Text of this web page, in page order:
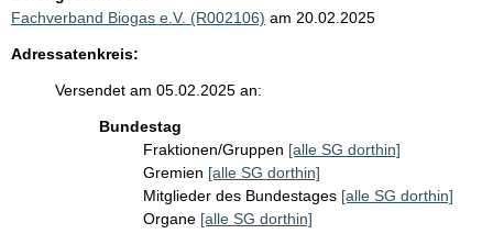
Fachverband Biogas e.V. (R002106) am 20.02.2025
Adressatenkreis:
Versendet am 05.02.2025 an:
Bundestag
Fraktionen/Gruppen [alle SG dorthin]
Gremien [alle SG dorthin]
Mitglieder des Bundestages [alle SG dorthin]
Organe [alle SG dorthin]